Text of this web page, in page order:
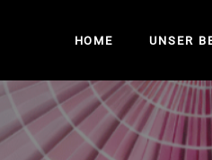
HOME UNSER